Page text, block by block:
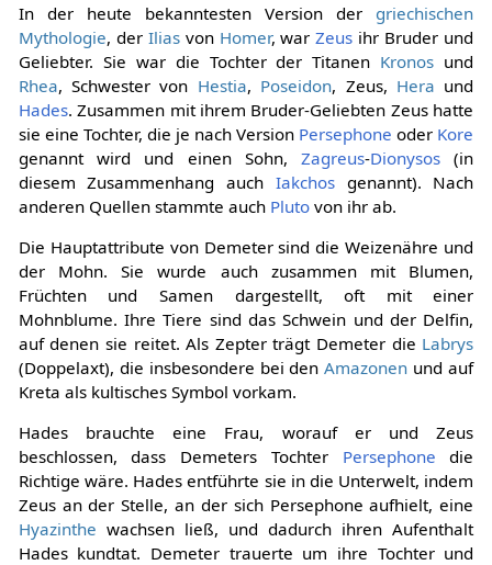
In der heute bekanntesten Version der griechischen
Mythologie, der Iliasvon Homer, warZeus ihr Bruder und
Geliebter. Sie war die Tochter der Titanen Kronos und
Rhea, Schwester von Hestia, Poseidon, Zeus, Hera und
Hades. Zusammen mit ihrem Bruder-Geliebten Zeus hatte
sie eine Tochter, die je nach Version Persephone oder Kore
genannt wird und einen Sohn, Zagreus-Dionysos(in
diesem Zusammenhang auch Iakchosgenannt). Nach
anderen Quellen stammte auch Plutovon ihr ab.
Die Hauptattribute von Demeter sind die Weizenähre und
der Mohn. Sie wurde auch zusammen mit Blumen,
Früchten und Samen dargestellt, oft mit einer
Mohnblume. Ihre Tiere sind das Schwein und der Delfin,
auf denen sie reitet. Als Zepter trägt Demeter die Labrys
(Doppelaxt), die insbesondere bei denAmazonen und auf
Kreta als kultisches Symbol vorkam.
Hades brauchte eine Frau, worauf er und Zeus
beschlossen, dass Demeters Tochter Persephone die
Richtige wäre. Hades entführte sie in die Unterwelt, indem
Zeus an der Stelle, an der sich Persephone aufhielt, eine
Hyazinthe wachsen ließ, und dadurch ihren Aufenthalt
Hades kundtat. Demeter trauerte um ihre Tochter und